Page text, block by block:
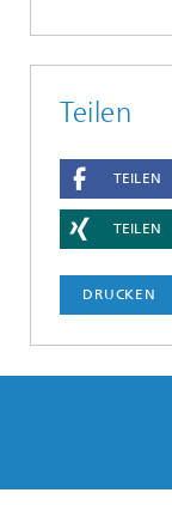
Teilen
TEILEN
TEILEN
DRUCKEN